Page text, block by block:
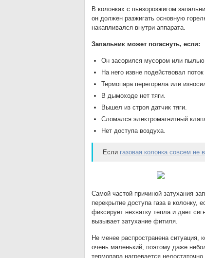
В колонках с пьезорозжигом
он должен разжигать основную
накапливался внутри аппарата.
Запальник может погаснуть, если:
Он засорился мусором или
На него извне подействовал
Термопара перегорела или
В дымоходе нет тяги.
Вышел из строя датчик тяги.
Сломался электромагнитный
Нет доступа воздуха.
Если газовая колонка совсем не
Самой частой причиной затухания
перекрытие доступа газа в колонку,
фиксирует нехватку тепла и дает
вызывает затухание фитиля.
Не менее распространена ситуация,
очень маленький, поэтому даже
термопара нагревается недостаточно.